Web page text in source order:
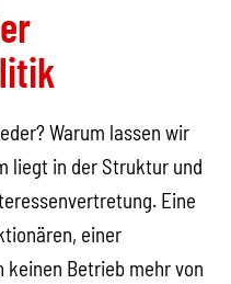
Warum lassen wir
liegt in der Struktur und
Eine
einer
Betrieb mehr von